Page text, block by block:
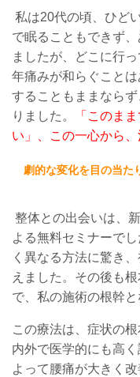
私は20代の頃、ひど
で眠ることもできず
ましたが、どこに行
年痛みが和らぐこと
することもままなら
りました。
「このま
い」、この一心から
劇的な変化を目の当た
整体との出会いは、
よる無料セミナーで
く異なる方法に驚き
えました。その後も
で、私の施術の根幹
この療法は、 症状の根
内外で医学的にも高
よって腰痛が大きく